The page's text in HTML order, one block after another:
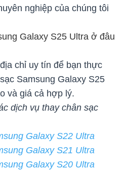
nghiệp của chúng tôi
Galaxy S25 Ultra ở đâu
chỉ uy tín để bạn thực
Samsung Galaxy S25
và giá cả hợp lý.
dịch vụ thay chân sạc
Galaxy S22 Ultra
Galaxy S21 Ultra
Galaxy S20 Ultra